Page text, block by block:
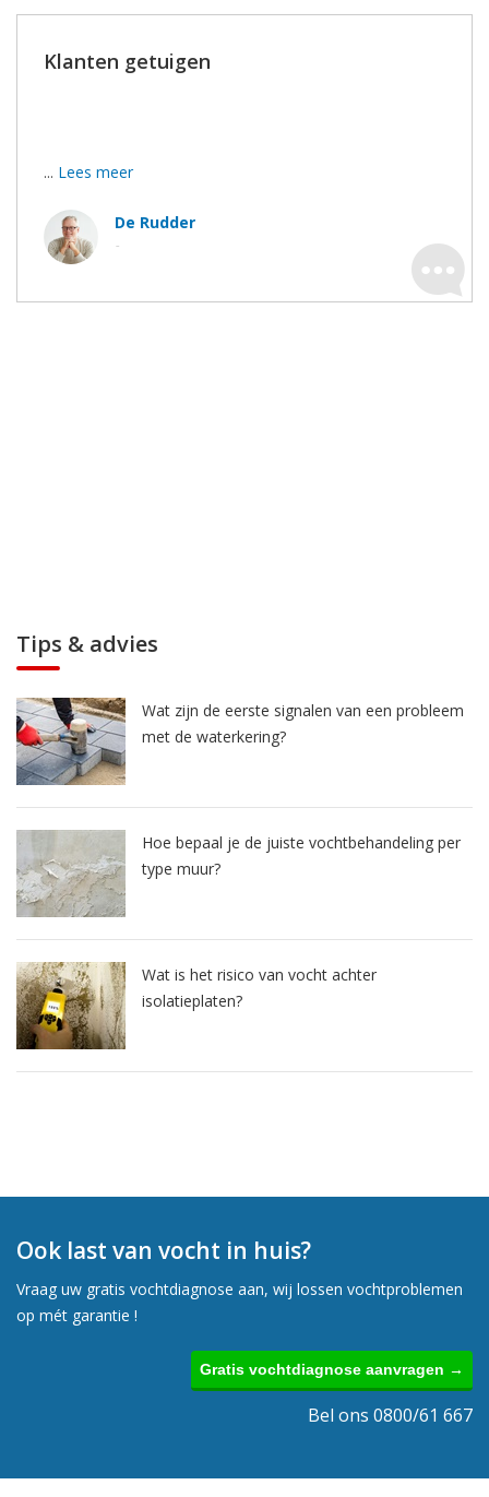
Klanten getuigen
... Lees meer
De Rudder
-
Tips & advies
Wat zijn de eerste signalen van een probleem
met de waterkering?
Hoe bepaal je de juiste vochtbehandeling per
type muur?
Wat is het risico van vocht achter
isolatieplaten?
Ook last van vocht in huis?
Vraag uw gratis vochtdiagnose aan, wij lossen vochtproblemen
op mét garantie !
Gratis vochtdiagnose aanvragen →
Bel ons 0800/61 667